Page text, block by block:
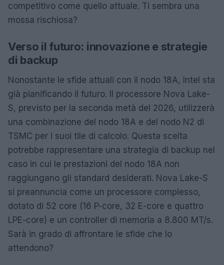
competitivo come quello attuale. Ti sembra una
mossa rischiosa?
Verso il futuro: innovazione e strategie
di backup
Nonostante le sfide attuali con il nodo 18A, Intel sta
già pianificando il futuro. Il processore Nova Lake-
S, previsto per la seconda metà del 2026, utilizzerà
una combinazione del nodo 18A e del nodo N2 di
TSMC per i suoi tile di calcolo. Questa scelta
potrebbe rappresentare una strategia di backup nel
caso in cui le prestazioni del nodo 18A non
raggiungano gli standard desiderati. Nova Lake-S
si preannuncia come un processore complesso,
dotato di 52 core (16 P-core, 32 E-core e quattro
LPE-core) e un controller di memoria a 8.800 MT/s.
Sarà in grado di affrontare le sfide che lo
attendono?